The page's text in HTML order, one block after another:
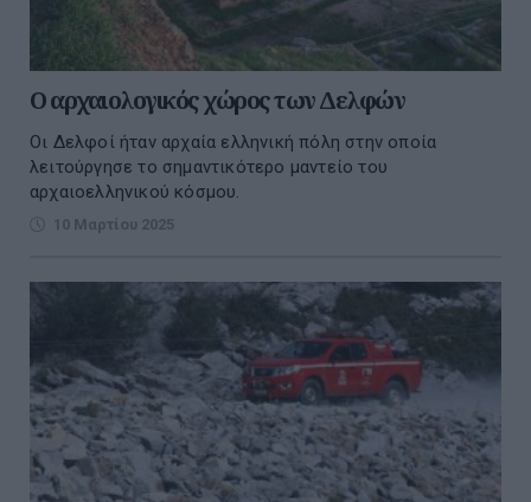
Ο αρχαιολογικός χώρος των Δελφών
Οι Δελφοί ήταν αρχαία ελληνική πόλη στην οποία
λειτούργησε το σημαντικότερο μαντείο του
αρχαιοελληνικού κόσμου.
10 Μαρτίου 2025